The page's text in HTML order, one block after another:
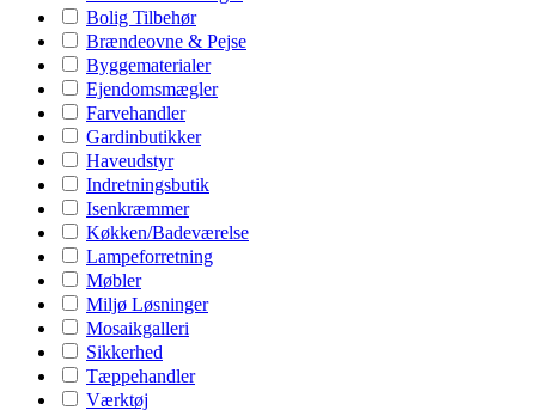
Bolig Tilbehør
Brændeovne & Pejse
Byggematerialer
Ejendomsmægler
Farvehandler
Gardinbutikker
Haveudstyr
Indretningsbutik
Isenkræmmer
Køkken/Badeværelse
Lampeforretning
Møbler
Miljø Løsninger
Mosaikgalleri
Sikkerhed
Tæppehandler
Værktøj